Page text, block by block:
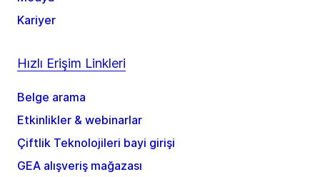
Kariyer
Hızlı Erişim Linkleri
Belge arama
Etkinlikler & webinarlar
Çiftlik Teknolojileri bayi girişi
GEA alışveriş mağazası